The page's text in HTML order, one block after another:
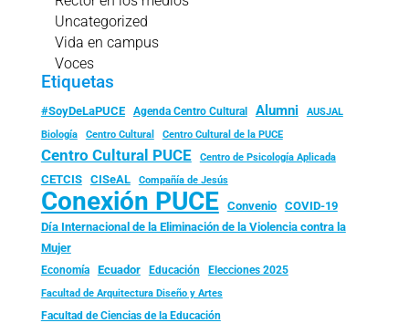
Uncategorized
Vida en campus
Voces
Etiquetas
#SoyDeLaPUCE Agenda Centro Cultural Alumni
AUSJAL
Biología
Centro Cultural Centro Cultural de la PUCE
Centro Cultural PUCE Centro de Psicología Aplicada
CETCIS CISeAL Compañía de Jesús
Conexión PUCE Convenio
COVID-19
Día Internacional de la Eliminación de la Violencia contra la
Mujer
Economía Ecuador Educación Elecciones 2025
Facultad de Arquitectura Diseño y Artes
Facultad de Ciencias de la Educación